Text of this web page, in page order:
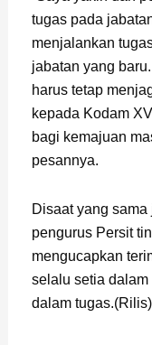
tugas pada
menjalankan
jabatan yang
harus tetap
kepada Kodam
bagi kemajuan
pesannya.
Disaat yang
pengurus Persit
mengucapkan
selalu setia
dalam tugas.(Rilis)